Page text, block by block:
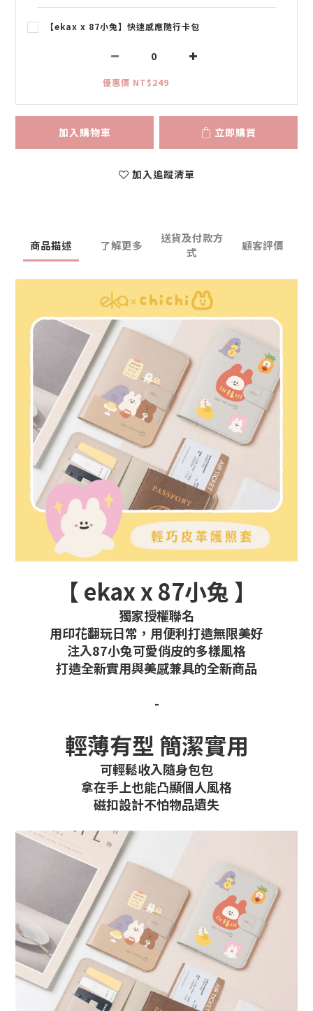
【ekax x 87小兔】快速感應隨行卡包
優惠價 NT$249
加入購物車 立即購買
加入追蹤清單
商品描述 了解更多
送貨及付款方
式
顧客評價
【 ekax x 87小兔 】
獨家授權聯名
用印花翻玩日常，用便利打造無限美好
注入87小兔可愛俏皮的多樣風格
打造全新實用與美感兼具的全新商品
-
輕薄有型 簡潔實用
可輕鬆收入隨身包包
拿在手上也能凸顯個人風格
磁扣設計不怕物品遺失